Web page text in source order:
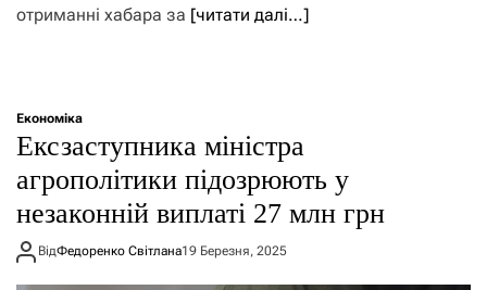
отриманні хабара за [читати далі…]
Економіка
Ексзаступника міністра
агрополітики підозрюють у
незаконній виплаті 27 млн грн
ВідФедоренко Світлана19 Березня, 2025